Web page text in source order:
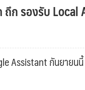
ถึก รองรับ Local
Assistant กันยายนนี้